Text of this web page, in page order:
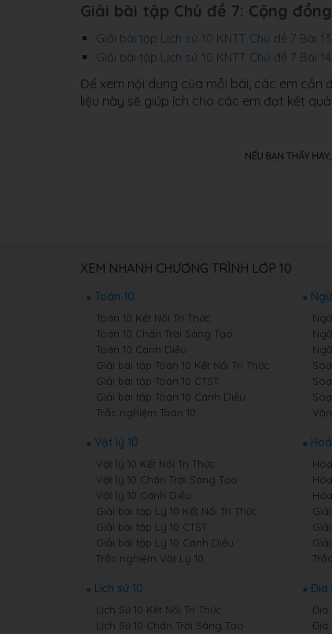
Giải bài tập Chủ đề 7: Cộng
Giải bài tập Lịch sử 10 KNTT Chủ đề 7 Bài 13
Giải bài tập Lịch sử 10 KNTT Chủ đề 7 Bài 14
Để xem nội dung của mỗi bài, các em cần
liệu này sẽ giúp ích cho các em đạt kết
XEM NHANH CHƯƠNG TRÌNH LỚP 10
Toán 10
Toán 10 Kết Nối Tri Thức
Toán 10 Chân Trời Sáng Tạo
Toán 10 Cánh Diều
Giải bài tập Toán 10 Kết Nối Tri Thức
Giải bài tập Toán 10 CTST
Giải bài tập Toán 10 Cánh Diều
Trắc nghiệm Toán 10
Vật lý 10
Vật lý 10 Kết Nối Tri Thức
Vật lý 10 Chân Trời Sáng Tạo
Vật lý 10 Cánh Diều
Giải bài tập Lý 10 Kết Nối Tri Thức
Giải bài tập Lý 10 CTST
Giải bài tập Lý 10 Cánh Diều
Trắc nghiệm Vật Lý 10
Lịch sử 10
Lịch Sử 10 Kết Nối Tri Thức
Lịch Sử 10 Chân Trời Sáng Tạo
Địa
Địa
Địa